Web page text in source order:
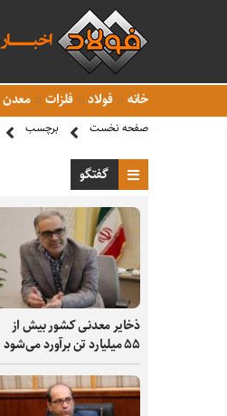
خانه فولاد فلزات معدن
صفحه نخست برچسب
گفتگو
ذخایر معدنی کشور بیش از
۵۵ میلیارد تن برآورد می‌شود